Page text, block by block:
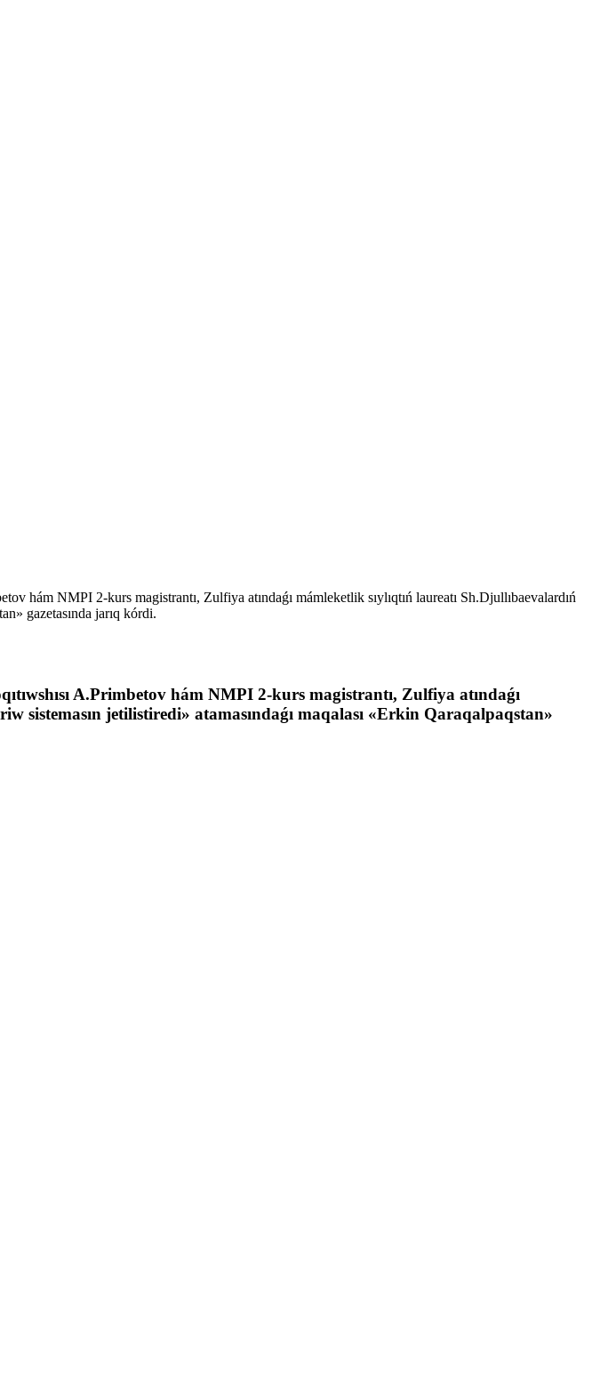
hám NMPI 2-kurs magistrantı, Zulfiya atındaǵı mámleketlik sıylıqtıń laureatı Sh.Djullıbaevalardıń
gazetasında jarıq kórdi.
A.Primbetov hám NMPI 2-kurs magistrantı, Zulfiya atındaǵı
sistemasın jetilistiredi» atamasındaǵı maqalası «Erkin Qaraqalpaqstan»